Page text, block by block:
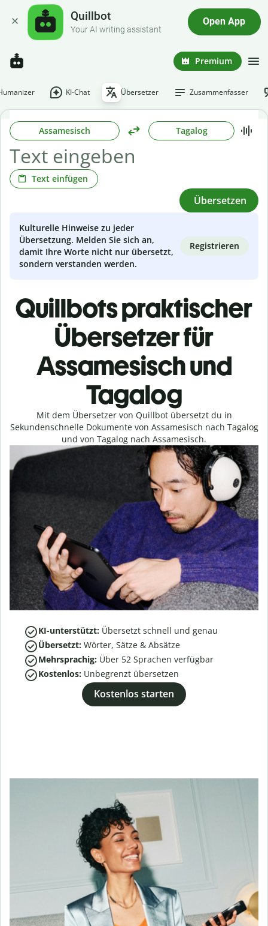
Quillbot
Your AI writing assistant
Open App
Premium
KI-Chat Übersetzer Zusammenfasser
Assamesisch Tagalog
Text einfügen
Übersetzen
Kulturelle Hinweise zu jeder
Übersetzung. Melden Sie sich an,
damit Ihre Worte nicht nur übersetzt,
sondern verstanden werden.
Registrieren
Quillbots praktischer
Übersetzer für
Assamesisch und
Tagalog
Mit dem Übersetzer von Quillbot übersetzt du in
Sekundenschnelle Dokumente von Assamesisch nach Tagalog
und von Tagalog nach Assamesisch.
KI-unterstützt: Übersetzt schnell und genau
Übersetzt: Wörter, Sätze & Absätze
Mehrsprachig: Über 52 Sprachen verfügbar
Kostenlos: Unbegrenzt übersetzen
Kostenlos starten